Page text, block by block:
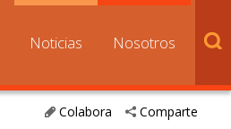
Noticias Nosotros
Comparte
Colabora